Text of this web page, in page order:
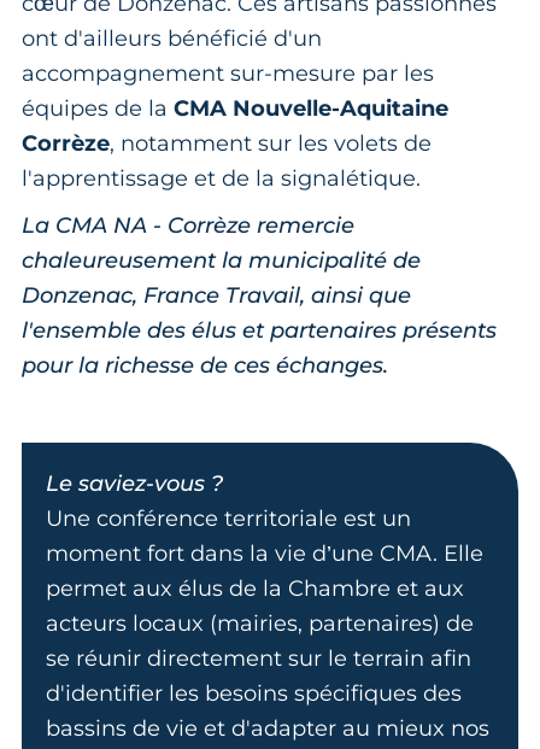
ont d'ailleurs bénéficié d'un
accompagnement sur-mesure par les
équipes de la CMA Nouvelle-Aquitaine
Corrèze, notamment sur les volets de
l'apprentissage et de la signalétique.
La CMA NA - Corrèze remercie
chaleureusement la municipalité de
Donzenac, France Travail, ainsi que
l'ensemble des élus et partenaires présents
pour la richesse de ces échanges.
Le saviez-vous ?
Une conférence territoriale est un
moment fort dans la vie d’une CMA. Elle
permet aux élus de la Chambre et aux
acteurs locaux (mairies, partenaires) de
se réunir directement sur le terrain afin
d'identifier les besoins spécifiques des
bassins de vie et d'adapter au mieux nos